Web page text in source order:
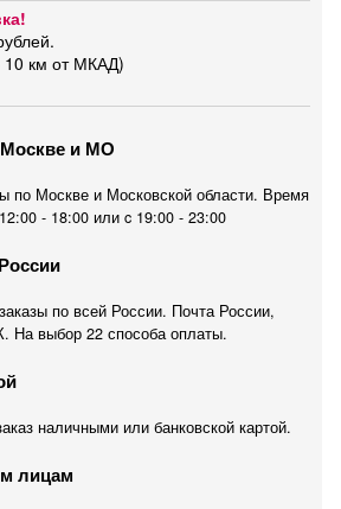
км от МКАД)
и МО
по Москве и Московской области. Время
- 18:00 или c 19:00 - 23:00
по всей России. Почта России,
выбор 22 способа оплаты.
наличными или банковской картой.
лицам